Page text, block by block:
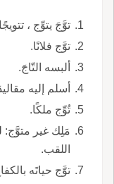
توَّجَ يتوِّج ،
توَّج فلانًا.
ألبسه التّاجَ.
أسلم إليه
تُوِّج ملكًا.
مَلِك غير متوَّج:
اللقب.
توَّج حياتَه